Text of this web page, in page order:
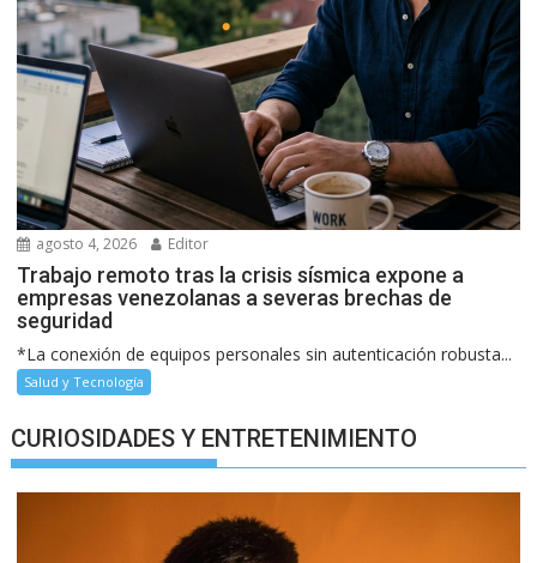
agosto 4, 2026 Editor
Trabajo remoto tras la crisis sísmica expone a
empresas venezolanas a severas brechas de
seguridad
*La conexión de equipos personales sin autenticación robusta...
Salud y Tecnología
CURIOSIDADES Y ENTRETENIMIENTO